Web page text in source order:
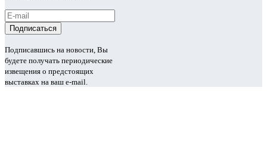
Подписавшись на новости, Вы
будете получать периодические
извещения о предстоящих
выставках на ваш e-mail.